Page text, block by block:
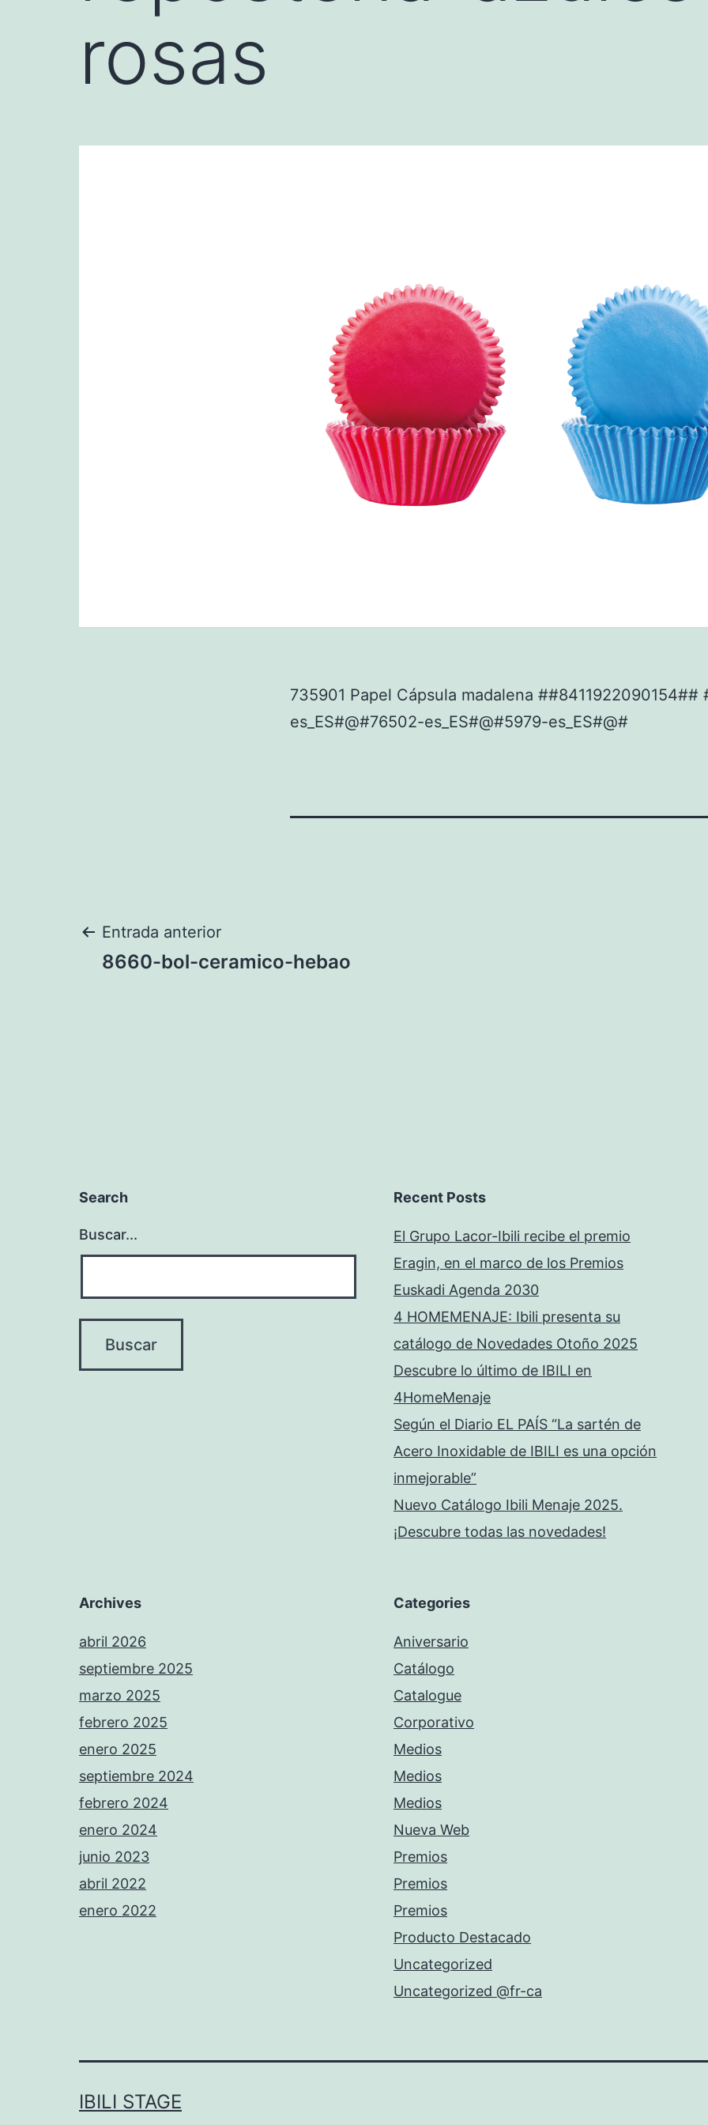
rosas
735901 Papel Cápsula madalena ##8411922090154##
es_ES#@#76502-es_ES#@#5979-es_ES#@#
Navegación
Entrada anterior
8660-bol-ceramico-hebao
Search
Buscar...
Recent Posts
El Grupo Lacor-Ibili recibe el premio
Eragin, en el marco de los Premios
Euskadi Agenda 2030
4 HOMEMENAJE: Ibili presenta su
catálogo de Novedades Otoño 2025
Descubre lo último de IBILI en
4HomeMenaje
Según el Diario EL PAÍS “La sartén de
Acero Inoxidable de IBILI es una opción
inmejorable”
Nuevo Catálogo Ibili Menaje 2025.
¡Descubre todas las novedades!
Archives
abril 2026
septiembre 2025
marzo 2025
febrero 2025
enero 2025
septiembre 2024
febrero 2024
enero 2024
junio 2023
abril 2022
enero 2022
Categories
Aniversario
Catálogo
Catalogue
Corporativo
Medios
Medios
Medios
Nueva Web
Premios
Premios
Premios
Producto Destacado
Uncategorized
Uncategorized @fr-ca
IBILI STAGE